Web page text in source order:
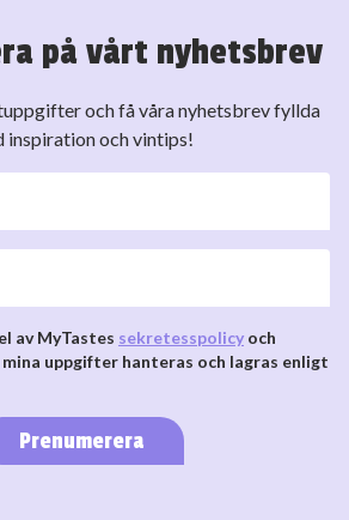
på vårt nyhetsbrev
och få våra nyhetsbrev fyllda
inspiration och vintips!
av MyTastes sekretesspolicy och
uppgifter hanteras och lagras enligt
Prenumerera